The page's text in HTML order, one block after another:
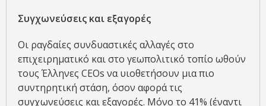
Συγχωνεύσεις και εξαγορές
Οι ραγδαίες συνδυαστικές αλλαγές στο
επιχειρηματικό και στο γεωπολιτικό τοπίο ωθούν
τους Έλληνες CEOs να υιοθετήσουν μια πιο
συντηρητική στάση, όσον αφορά τις
συγχωνεύσεις και εξαγορές. Μόνο το 41% (έναντι